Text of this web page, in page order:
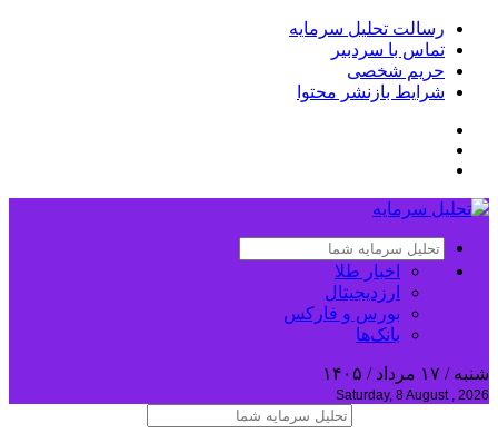
رسالت تحلیل سرمایه
تماس با سردبیر
حریم شخصی
شرایط بازنشر محتوا
اخبار طلا
ارزدیجیتال
بورس و فارکس
بانک‌ها
شنبه / ۱۷ مرداد / ۱۴۰۵
Saturday, 8 August , 2026